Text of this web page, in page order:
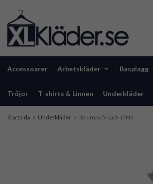
Accessoarer Arbetskläder Basplagg
Tröjor T-shirts & Linnen Underkläder
Startsida Underkläder Strumpa 5-pack JENS